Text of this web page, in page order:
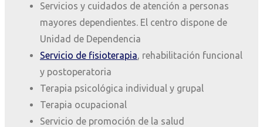
Servicios y cuidados de atención a personas
mayores dependientes. El centro dispone de
Unidad de Dependencia
Servicio de fisioterapia, rehabilitación funcional
y postoperatoria
Terapia psicológica individual y grupal
Terapia ocupacional
Servicio de promoción de la salud